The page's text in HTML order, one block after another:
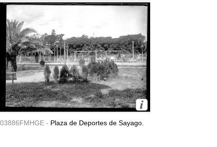
03886FMHGE - Plaza de Deportes de Sayago.